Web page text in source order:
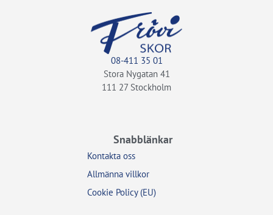
08-411 35 01
Stora Nygatan 41
111 27 Stockholm
Snabblänkar
Kontakta oss
Allmänna villkor
Cookie Policy (EU)